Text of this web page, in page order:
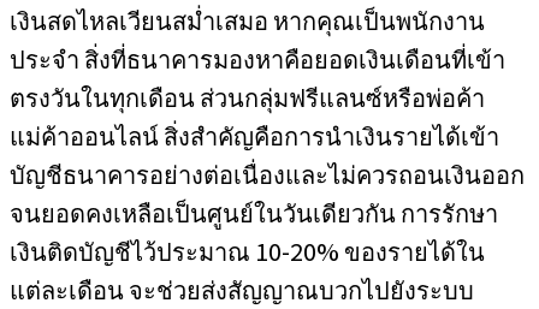
เงินสดไหลเวียนสม่ำเสมอ หากคุณเป็นพนักงาน
ประจำ สิ่งที่ธนาคารมองหาคือยอดเงินเดือนที่เข้า
ตรงวันในทุกเดือน ส่วนกลุ่มฟรีแลนซ์หรือพ่อค้า
แม่ค้าออนไลน์ สิ่งสำคัญคือการนำเงินรายได้เข้า
บัญชีธนาคารอย่างต่อเนื่องและไม่ควรถอนเงินออก
จนยอดคงเหลือเป็นศูนย์ในวันเดียวกัน การรักษา
เงินติดบัญชีไว้ประมาณ 10-20% ของรายได้ใน
แต่ละเดือน จะช่วยส่งสัญญาณบวกไปยังระบบ